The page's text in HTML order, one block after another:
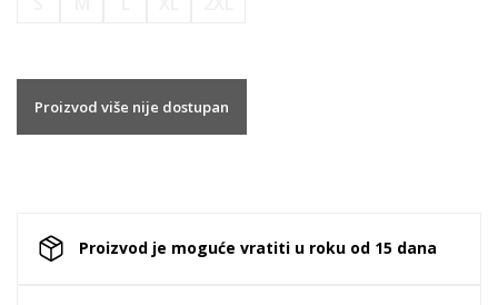
Proizvod više nije dostupan
Proizvod je moguće vratiti u roku od 15 dana